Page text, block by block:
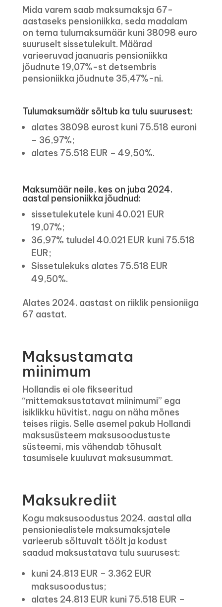
Mida varem saab maksumaksja 67-
aastaseks pensioniikka, seda madalam
on tema tulumaksumäär kuni 38098 euro
suuruselt sissetulekult. Määrad
varieeruvad jaanuaris pensioniikka
jõudnute 19,07%-st detsembris
pensioniikka jõudnute 35,47%-ni.
Tulumaksumäär sõltub ka tulu suurusest:
alates 38098 eurost kuni 75.518 euroni
– 36,97%;
alates 75.518 EUR – 49,50%.
Maksumäär neile, kes on juba 2024.
aastal pensioniikka jõudnud:
sissetulekutele kuni 40.021 EUR
19,07%;
36,97% tuludel 40.021 EUR kuni 75.518
EUR;
Sissetulekuks alates 75.518 EUR
49,50%.
Alates 2024. aastast on riiklik pensioniiga
67 aastat.
Maksustamata
miinimum
Hollandis ei ole fikseeritud
“mittemaksustatavat miinimumi” ega
isiklikku hüvitist, nagu on näha mõnes
teises riigis. Selle asemel pakub Hollandi
maksusüsteem maksusoodustuste
süsteemi, mis vähendab tõhusalt
tasumisele kuuluvat maksusummat.
Maksukrediit
Kogu maksusoodustus 2024. aastal alla
pensioniealistele maksumaksjatele
varieerub sõltuvalt töölt ja kodust
saadud maksustatava tulu suurusest:
kuni 24.813 EUR – 3.362 EUR
maksusoodustus;
alates 24.813 EUR kuni 75.518 EUR –